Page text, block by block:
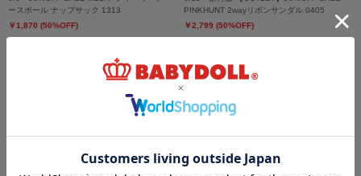
ースボール ナップサック 1313
￥1,870 (50%OFF)
PINKHUNT 2wayリボンサンダル 0405
￥2,799 (50%OFF)